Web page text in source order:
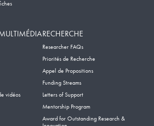
vidéos
RECHERCHE
Researcher FAQs
Priorités de Recherche
Appel de Propositions
Funding Streams
Letters of Support
Mentorship Program
Award for Outstanding Research &